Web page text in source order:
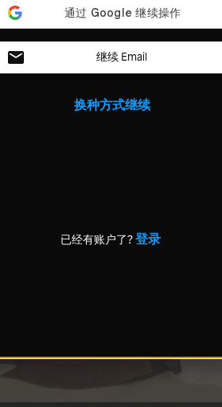
继续 Email
换种方式继续
已经有账户了?登录